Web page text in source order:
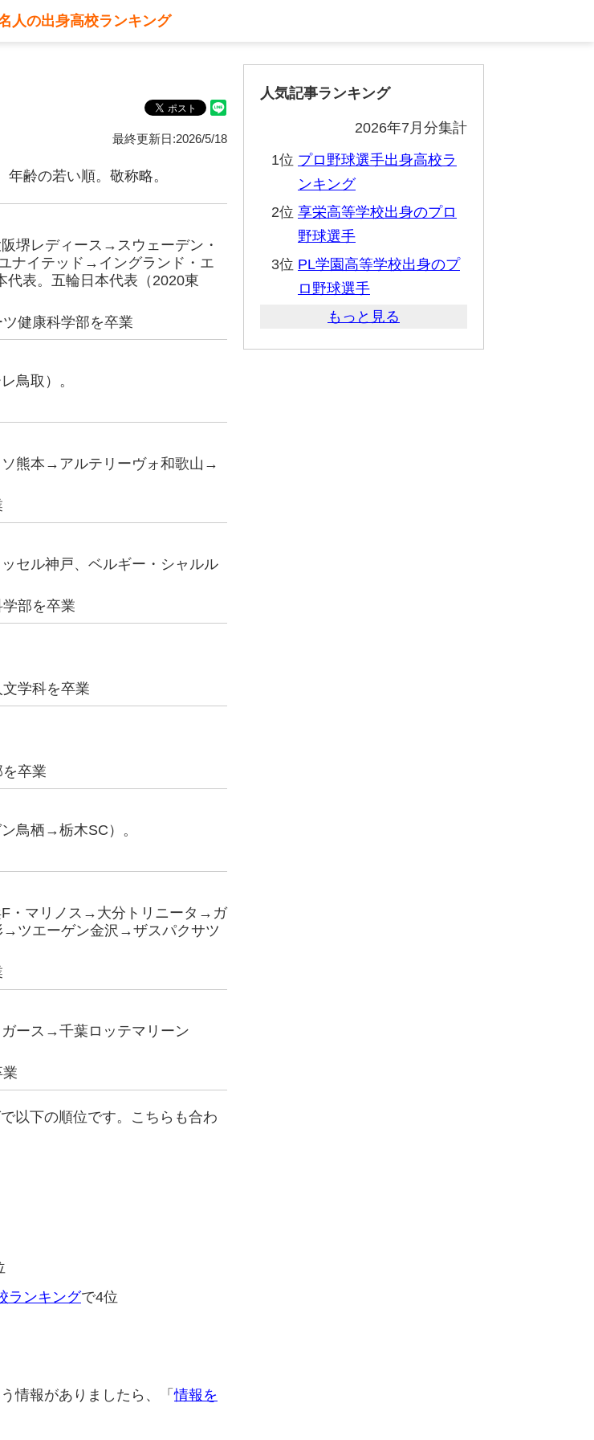
人の出身高校ランキング
最終更新日:2026/5/18
齢の若い順。敬称略。
堺レディース→スウェーデン・
ナイテッド→イングランド・エ
代表。五輪日本代表（2020東
ツ健康科学部を卒業
鳥取）。
ソ熊本→アルテリーヴォ和歌山→
セル神戸、ベルギー・シャルル
学部を卒業
学科を卒業
卒業
鳥栖→栃木SC）。
F・マリノス→大分トリニータ→ガ
ツエーゲン金沢→ザスパクサツ
ース→千葉ロッテマリーン
業
以下の順位です。こちらも合わ
ランキングで4位
情報がありましたら、「情報を
人気記事ランキング
2026年7月分集計
1位 プロ野球選手出身高校ラ
ンキング
2位 享栄高等学校出身のプロ
野球選手
3位 PL学園高等学校出身のプ
ロ野球選手
もっと見る